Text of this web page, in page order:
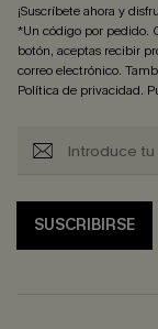
¡Suscríbete ahora y
*Un código por pedido.
botón, aceptas recibir
correo electrónico.
Política de privacidad.
SUSCRIBIRSE